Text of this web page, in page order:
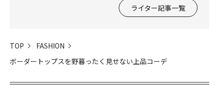
ライター記事一覧
TOP
FASHION
ボーダートップスを野暮ったく見せない上品コーデ